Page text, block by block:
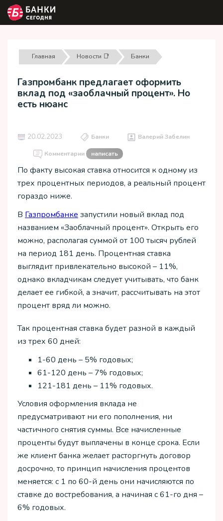
Главная Новости 📑 Банки
Газпромбанк предлагает оформить
вклад под «заоблачный процент». Но
есть нюанс
20.02.2023 Банки Валерий Забелин
Комментарии написать
По факту высокая ставка относится к одному из
трех процентных периодов, а реальный процент
гораздо ниже.
В Газпромбанке запустили новый вклад под
названием «Заоблачный процент». Открыть его
можно, располагая суммой от 100 тысяч рублей
на период 181 день. Процентная ставка
выглядит привлекательно высокой – 11%,
однако вкладчикам следует учитывать, что банк
делает ее гибкой, а значит, рассчитывать на этот
процент вряд ли можно.
Так процентная ставка будет разной в каждый
из трех 60 дней:
1-60 день – 5% годовых;
61-120 день – 7% годовых;
121-181 день – 11% годовых.
Условия оформления вклада не
предусматривают ни его пополнения, ни
частичного снятия суммы. Все начисленные
проценты будут выплачены в конце срока. Если
же клиент банка желает расторгнуть договор
досрочно, то принцип начисления процентов
меняется: с 1 по 60-й день они начисляются по
ставке до востребования, а начиная с 61-го дня –
6% годовых.